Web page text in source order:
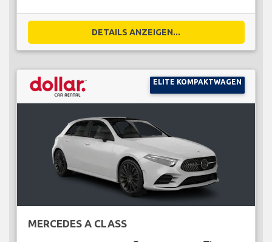
DETAILS ANZEIGEN...
ELITE KOMPAKTWAGEN
MERCEDES A CLASS